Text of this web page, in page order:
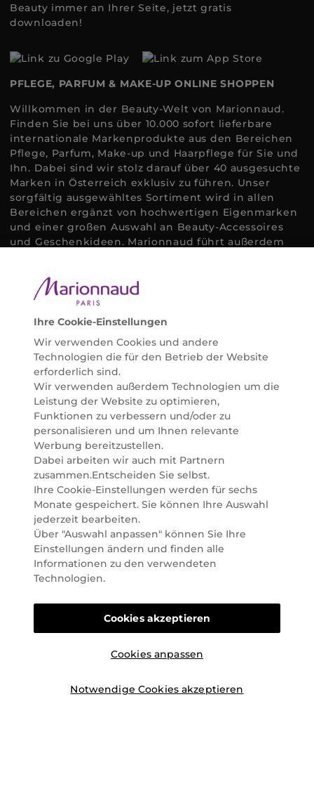
Beauty immer an Ihrer Seite, jetzt gratis
downloaden!
PFLEGE, PARFUM & MAKE-UP ONLINE SHOPPEN
Willkommen in der Beauty-Welt von Marionnaud.
Finden Sie bei uns über 10.000 sofort lieferbare
internationale Markenprodukte aus den Bereichen
Pflege, Parfum, Make-up und Haarpflege für Sie und
Ihn. Dabei sind wir stolz darauf über 40 ausgesuchte
Marken in Österreich exklusiv zu führen. Unser
sorgfältig ausgewähltes Sortiment wird in allen
Bereichen ergänzt von hochwertigen Eigenmarken
und einer großen Auswahl an Beauty-Accessoires
und Geschenkideen. Marionnaud führt außerdem
Bedürfnissen individuell mit der perfekten Lösung
helfen zu können. Entdecken Sie auch unsere
Online Beauty Beratungen und bestellen Sie ganz
einfach alles für Ihre Beauty Routine direkt nach
Hause oder in Ihre Wunsch-Parfümerie liefern.
BERATUNG & EXPERTISE
Marionnaud wurde im Jahr 1984 in Paris gegründet
und ist seit 2001 in Österreich vertreten. Mit rund 80
Parfümerien und unserem Online Shop sind wir
Marktführer im selektiven Beautyhandel in
Österreich. Seit 2023 liefern wir auch nach
Deutschland. Durch abwechselnde Aktionen und
attraktive Angebote zu allen Anlässen finden Sie bei
Marionnaud alles, was Beauty Herzen höherschlagen
lässt. Wir glauben fest daran, dass Freude auf viele
Arten geschaffen werden kann. Vom beruhigenden
und pflegenden Gefühl Ihrer Lieblingsaugencreme
bis zur positiven Verpflichtung zu nachhaltigen
Rohstoffen. Darum suchen wir jeden Tag nach
Wegen, um Ihnen das tägliche Wohlfühlen zu
können online und offline zu beraten und bei Ihren
Fragen zu unterstützen.
Ihre Cookie-Einstellungen
Wir verwenden Cookies und andere
Technologien die für den Betrieb der Website
erforderlich sind.
Wir verwenden außerdem Technologien um die
Leistung der Website zu optimieren,
Funktionen zu verbessern und/oder zu
personalisieren und um Ihnen relevante
Werbung bereitzustellen.
Dabei arbeiten wir auch mit Partnern
zusammen.Entscheiden Sie selbst.
Ihre Cookie-Einstellungen werden für sechs
Monate gespeichert. Sie können Ihre Auswahl
jederzeit bearbeiten.
Über "Auswahl anpassen" können Sie Ihre
Einstellungen ändern und finden alle
Informationen zu den verwendeten
Technologien.
Cookies anpassen
Notwendige Cookies akzeptieren
Cookies akzeptieren